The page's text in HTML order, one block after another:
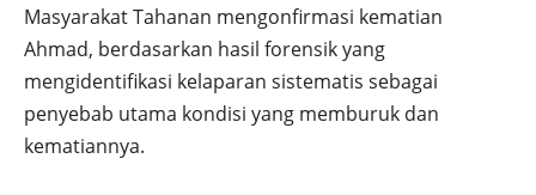
Masyarakat Tahanan mengonfirmasi kematian
Ahmad, berdasarkan hasil forensik yang
mengidentifikasi kelaparan sistematis sebagai
penyebab utama kondisi yang memburuk dan
kematiannya.